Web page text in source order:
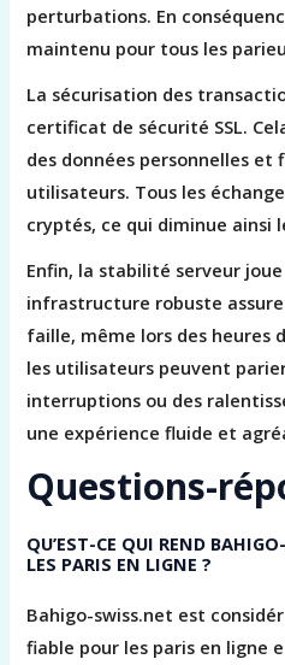
perturbations. En
maintenu pour tous les
La sécurisation des
certificat de sécurité SSL.
des données personnelles et
utilisateurs. Tous les
cryptés, ce qui diminue ainsi
Enfin, la stabilité serveur
infrastructure robuste
faille, même lors des heures
les utilisateurs peuvent
interruptions ou des
une expérience fluide et
Questions-
QU’EST-CE QUI REND
LES PARIS EN LIGNE ?
Bahigo-swiss.net est
fiable pour les paris en ligne